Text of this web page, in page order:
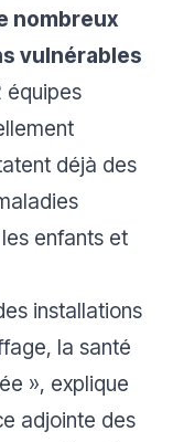
nombreux
vulnérables
équipes
déjà des
enfants et
installations
la santé
», explique
adjointe des